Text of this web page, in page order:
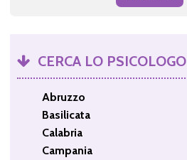
CERCA LO PSICOLOGO
Abruzzo
Basilicata
Calabria
Campania